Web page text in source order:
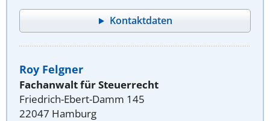
Kontaktdaten
Roy Felgner
Fachanwalt für Steuerrecht
Friedrich-Ebert-Damm 145
22047 Hamburg